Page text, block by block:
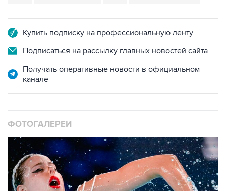
Купить подписку на профессиональную ленту
Подписаться на рассылку главных новостей сайта
Получать оперативные новости в официальном
канале
ФОТОГАЛЕРЕИ